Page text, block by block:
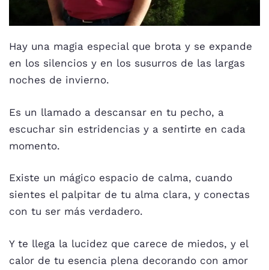
Hay una magia especial que brota y se expande
en los silencios y en los susurros de las largas
noches de invierno.
Es un llamado a descansar en tu pecho, a
escuchar sin estridencias y a sentirte en cada
momento.
Existe un mágico espacio de calma, cuando
sientes el palpitar de tu alma clara, y conectas
con tu ser más verdadero.
Y te llega la lucidez que carece de miedos, y el
calor de tu esencia plena decorando con amor